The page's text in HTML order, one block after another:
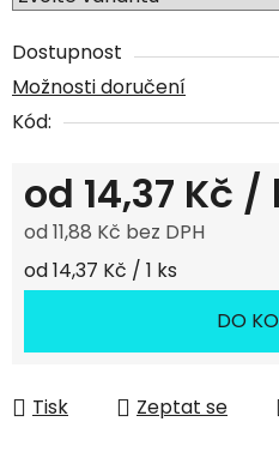
Dostupnost
Možnosti doručení
Kód:
od 14,37 Kč /
od11,88 Kč bez DPH
Měrná cena:
od 14,37 Kč / 1 ks
DO
Tisk Zeptat se